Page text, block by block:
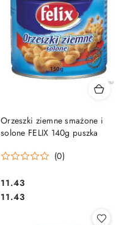
Orzeszki ziemne smażone i
solone FELIX 140g puszka
(0)
Cena:
11.43
Cena:
11.43